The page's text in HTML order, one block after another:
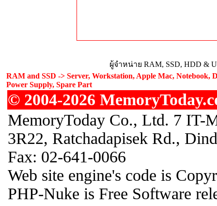
ผู้จำหน่าย RAM, SSD, HDD &
RAM and SSD -> Server, Workstation, Apple Mac, Notebook,
Power Supply, Spare Part
© 2004-2026
MemoryToday Co., Ltd. 7 IT-
3R22, Ratchadapisek Rd.,
Fax: 02-641-0066
Web site engine's code is
PHP-Nuke is Free Software